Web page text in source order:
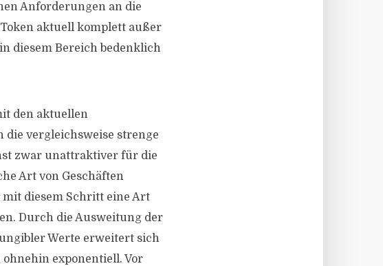
Anforderungen an die
aktuell komplett außer
diesem Bereich bedenklich
den aktuellen
vergleichsweise strenge
zwar unattraktiver für die
Art von Geschäften
mit diesem Schritt eine Art
Durch die Ausweitung der
Werte erweitert sich
exponentiell. Vor